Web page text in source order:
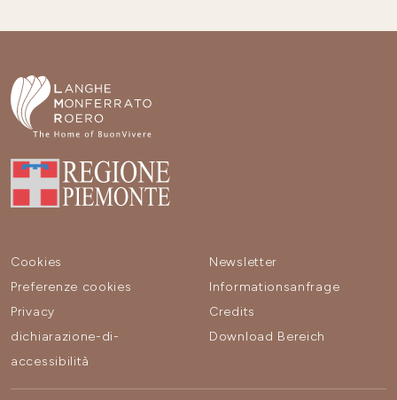
Cookies
Preferenze cookies
Privacy
dichiarazione-di-
accessibilità
Newsletter
Informationsanfrage
Credits
Download Bereich